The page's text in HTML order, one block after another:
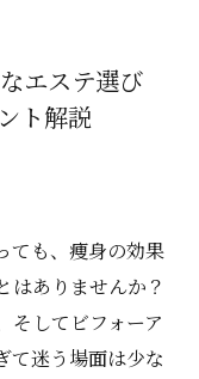
エステ選び
ト解説
ても、痩身の効果
はありませんか？
そしてビフォーア
て迷う場面は少な